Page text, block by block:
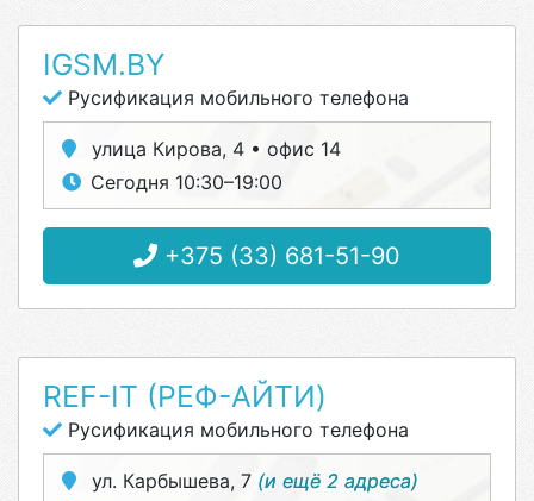
IGSM.BY
Русификация мобильного телефона
улица Кирова, 4 • офис 14
Сегодня 10:30–19:00
+375 (33) 681-51-90
REF-IT (РЕФ-АЙТИ)
Русификация мобильного телефона
ул. Карбышева, 7 (и ещё 2 адреса)